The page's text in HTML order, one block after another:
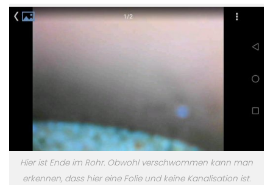
Hier ist Ende im Rohr. Obwohl verschwommen kann man
erkennen, dass hier eine Folie und keine Kanalisation ist.